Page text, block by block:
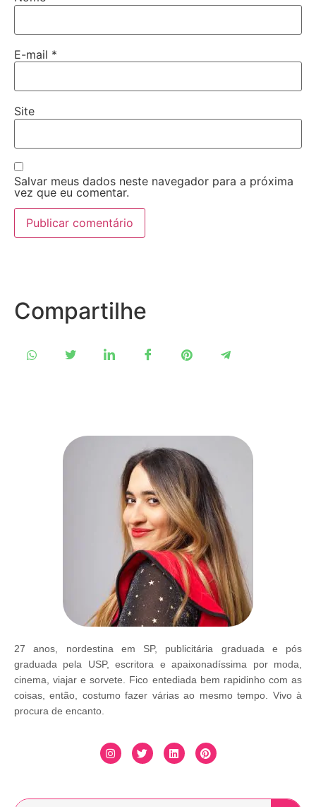
E-mail *
Site
Salvar meus dados neste navegador para a próxima
vez que eu comentar.
Compartilhe
27 anos, nordestina em SP, publicitária graduada e pós
graduada pela USP, escritora e apaixonadíssima por moda,
cinema, viajar e sorvete. Fico entediada bem rapidinho com as
coisas, então, costumo fazer várias ao mesmo tempo. Vivo à
procura de encanto.